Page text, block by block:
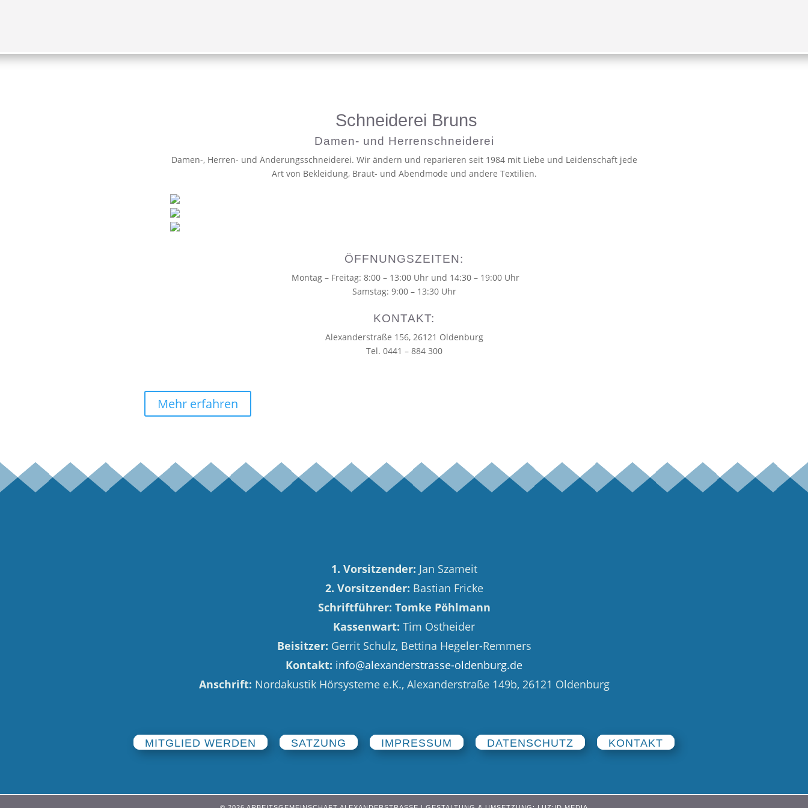
Schneiderei Bruns
Damen- und Herrenschneiderei
Damen-, Herren- und Änderungsschneiderei. Wir ändern und reparieren seit 1984 mit Liebe und Leidenschaft jede
Art von Bekleidung, Braut- und Abendmode und andere Textilien.
ÖFFNUNGSZEITEN:
Montag – Freitag: 8:00 – 13:00 Uhr und 14:30 – 19:00 Uhr
Samstag: 9:00 – 13:30 Uhr
KONTAKT:
Alexanderstraße 156, 26121 Oldenburg
Tel. 0441 – 884 300
Mehr erfahren
1. Vorsitzender: Jan Szameit
2. Vorsitzender: Bastian Fricke
Schriftführer: Tomke Pöhlmann
Kassenwart: Tim Ostheider
Beisitzer: Gerrit Schulz, Bettina Hegeler-Remmers
Kontakt: info@alexanderstrasse-oldenburg.de
Anschrift: Nordakustik Hörsysteme e.K., Alexanderstraße 149b, 26121 Oldenburg
MITGLIED WERDEN SATZUNG IMPRESSUM DATENSCHUTZ KONTAKT